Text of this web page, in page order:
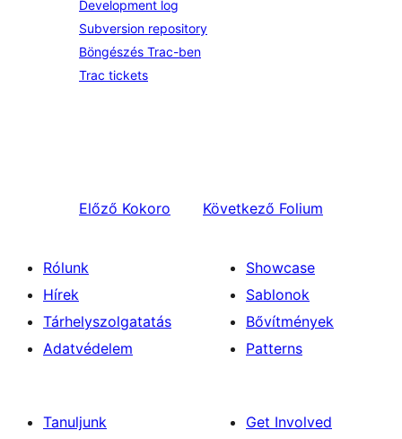
Development log
Subversion repository
Böngészés Trac-ben
Trac tickets
Előző Kokoro Következő Folium
Rólunk
Hírek
Tárhelyszolgatatás
Adatvédelem
Showcase
Sablonok
Bővítmények
Patterns
Tanuljunk
Get Involved